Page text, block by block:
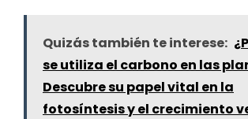
Quizás también te interese:
se utiliza el carbono en las
Descubre su papel vital en la
fotosíntesis y el crecimiento